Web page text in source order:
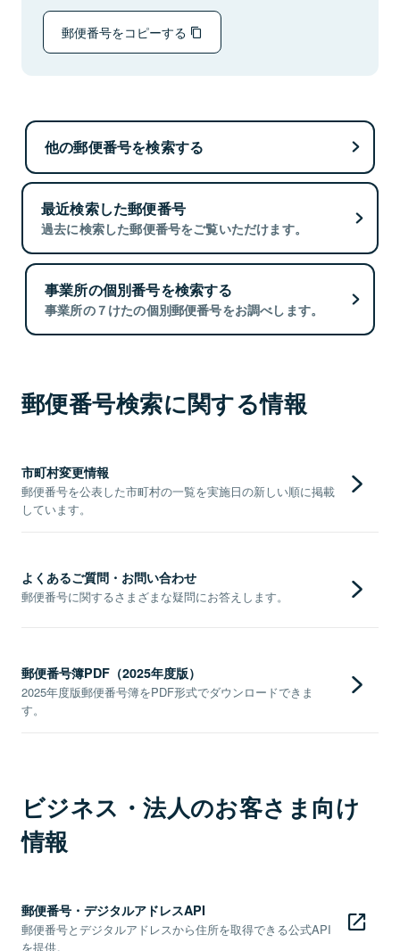
郵便番号をコピーする
他の郵便番号を検索する
最近検索した郵便番号
過去に検索した郵便番号をご覧いただけます。
事業所の個別番号を検索する
事業所の７けたの個別郵便番号をお調べします。
郵便番号検索に関する情報
市町村変更情報
郵便番号を公表した市町村の一覧を実施日の新しい順に掲載
しています。
よくあるご質問・お問い合わせ
郵便番号に関するさまざまな疑問にお答えします。
郵便番号簿PDF（2025年度版）
2025年度版郵便番号簿をPDF形式でダウンロードできま
す。
ビジネス・法人のお客さま向け
情報
郵便番号・デジタルアドレスAPI
郵便番号とデジタルアドレスから住所を取得できる公式API
を提供。